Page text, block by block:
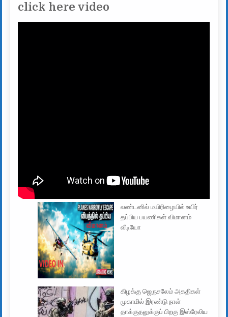
click here video
லண்டனில் மயிரிழையில் உயிர்
தப்பிய பயணிகள் விமானம்
வீடியோ
கிழக்கு ஜெருசலேம் அகதிகள்
முகாமில் இரண்டு நாள்
தாக்குதலுக்குப் பிறகு இஸ்ரேலிய